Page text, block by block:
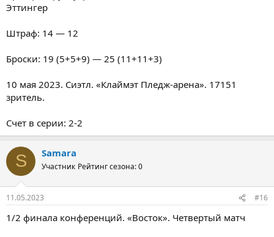
Эттингер
Штраф: 14 — 12
Броски: 19 (5+5+9) — 25 (11+11+3)
10 мая 2023. Сиэтл. «Клаймэт Пледж-арена». 17151
зритель.
Счет в серии: 2-2
S Samara
Участник Рейтинг сезона: 0
11.05.2023 #16
1/2 финала конференций. «Восток». Четвертый матч